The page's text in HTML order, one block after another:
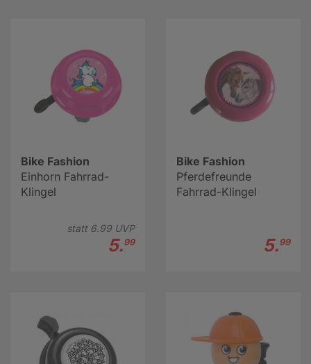
Bike Fashion
Einhorn Fahrrad-
Klingel
statt 6.99UVP
5.99
Bike Fashion
Pferdefreunde
Fahrrad-Klingel
5.99